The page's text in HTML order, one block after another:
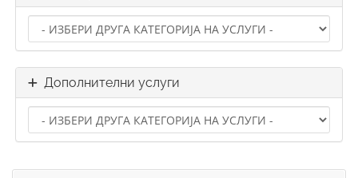
Дополнителни услуги